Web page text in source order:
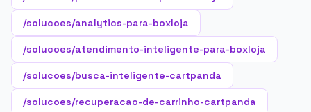
/solucoes/analytics-para-boxloja
/solucoes/atendimento-inteligente-para-boxloja
/solucoes/busca-inteligente-cartpanda
/solucoes/recuperacao-de-carrinho-cartpanda